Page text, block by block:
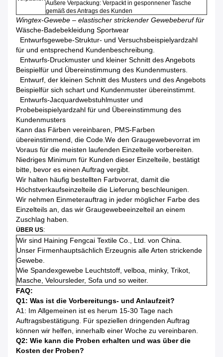
Äußere Verpackung: Verpackt in gesponnener Tasche
gemäß des Antrags des Kunden
Wingtex-Gewebe – elastischer strickender Gewebeberuf für
Wäsche-Badebekleidung Sportwear
Entwurfsgewebe-Struktur- und Versuchsbeispielyardzahl
für und entsprechend Kundenbeschreibung.
Entwurfs-Druckmuster und kleiner Schnitt des Angebots
Beispielfür und Übereinstimmung des Kundenmusters.
Entwurf, der kleinen Schnitt des Musters und des Angebots
Beispielfür sich schart und Kundenmuster übereinstimmt.
Entwurfs-Jacquardwebstuhlmuster und
Probebeispielyardzahl für und Übereinstimmung des
Kundenmusters
Kann das Färben vereinbaren, PMS-Farben
übereinstimmend, die Code.We den Graugewebevorrat im
Voraus für die meisten laufenden Einzelteile vorbereiten.
Niedriges Minimum für Kunden dieser Einzelteile, bestätigt
bitte, bevor es einen Auftrag vergibt.
Wir halten häufig bestellten Farbvorrat, damit die
Höchstverkaufseinzelteile die Lieferung beschleunigen.
Wir nehmen Einmeterauftrag in jeder möglicher Farbe des
Einzelteils an, das wir Graugewebeeinzelteil an einem
Zuschlag haben.
ÜBER US:
Wir sind Haining Fengcai Textile Co., Ltd. von China.
Unser Firmenhauptsächlich Erzeugnis alle Arten strickende
Gewebe.
Wie Spandexgewebe Leuchtstoff, velboa, minky, Trikot,
Masche, Veloursleder, Sofa und so weiter.
FAQ:
Q1: Was ist die Vorbereitungs- und Anlaufzeit?
A1: Im Allgemeinen ist es herum 15-30 Tage nach
Auftragsbestätigung. Für speziellen dringenden Auftrag
können wir helfen, innerhalb einer Woche zu vereinbaren.
Q2: Wie kann die Proben erhalten und was über die
Kosten der Proben?